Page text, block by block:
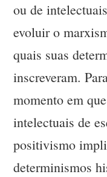
ou de
evoluir o
quais suas
inscreveram.
momento em
intelectuais de
positivismo
determinismos